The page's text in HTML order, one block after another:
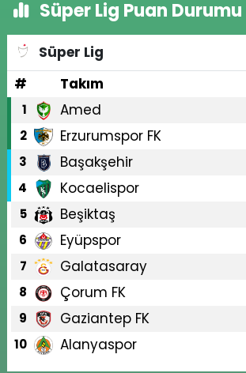
Süper Lig Puan Durumu
Süper Lig
#
Takım
1 Amed
2 Erzurumspor FK
3 Başakşehir
4 Kocaelispor
5 Beşiktaş
6 Eyüpspor
7 Galatasaray
8 Çorum FK
9 Gaziantep FK
10 Alanyaspor